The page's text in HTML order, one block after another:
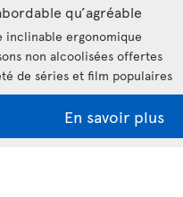
qu’agréable
inclinable ergonomique
non alcoolisées offertes
de séries et film populaires
En savoir plus